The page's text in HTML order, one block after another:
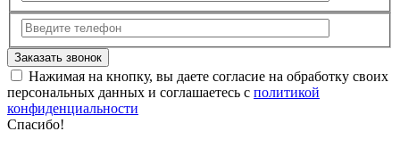
Нажимая на кнопку, вы даете согласие на обработку своих
персональных данных и соглашаетесь с политикой
конфиденциальности
Спасибо!